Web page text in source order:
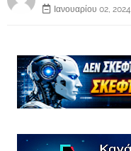
Ιανουαρίου 02, 2024